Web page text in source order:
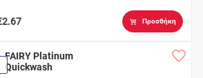
Προσθήκη
FAIRY Platinum
Quickwash